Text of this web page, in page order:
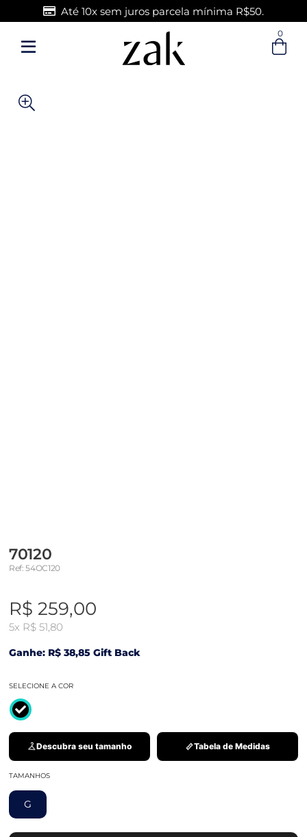
Entre com email ou cpf/cnpj
Até 10x sem juros parcela mínima R$50.
0
70120
Ref: 54OC120
R$ 259,00
5x R$ 51,80
Ganhe: R$ 38,85 Gift Back
SELECIONE A COR
Descubra seu tamanho Tabela de Medidas
TAMANHOS
G